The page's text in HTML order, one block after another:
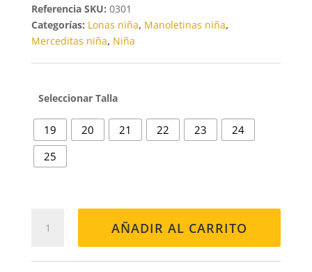
Talla
19 20 21 22 23
24
25
cantidad
AÑADIR AL CARRITO
SKU: 0301
Categorías: Lonas niña, Manoletinas niña,
Merceditas niña, Niña